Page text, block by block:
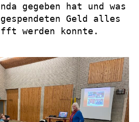
gegeben hat und was
Geld alles
werden konnte.